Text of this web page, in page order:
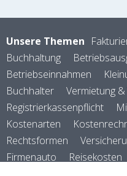
Unsere Themen
Buchhaltung
Betriebseinnahmen
Buchhalter
Vermietung
Registrierkassenpflicht
Kostenarten
Rechtsformen
Firmenauto
Reisekosten